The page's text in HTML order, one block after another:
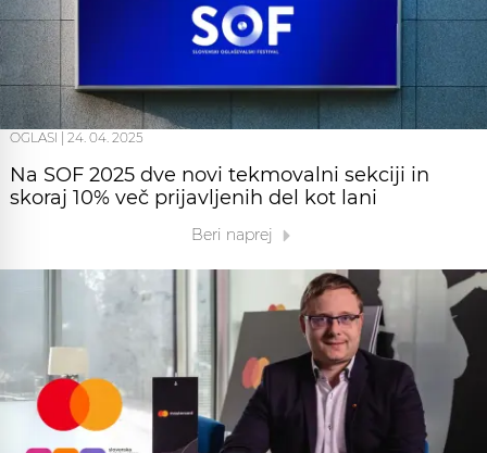
OGLASI 24. 04. 2025
Na SOF 2025 dve novi tekmovalni sekciji in
skoraj 10% več prijavljenih del kot lani
Beri naprej